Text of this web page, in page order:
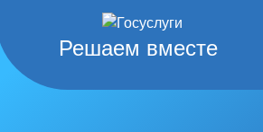
Решаем вместе